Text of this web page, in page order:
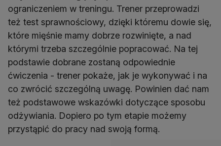
ograniczeniem w treningu. Trener przeprowadzi
też test sprawnościowy, dzięki któremu dowie się,
które mięśnie mamy dobrze rozwinięte, a nad
którymi trzeba szczególnie popracować. Na tej
podstawie dobrane zostaną odpowiednie
ćwiczenia - trener pokaże, jak je wykonywać i na
co zwrócić szczególną uwagę. Powinien dać nam
też podstawowe wskazówki dotyczące sposobu
odżywiania. Dopiero po tym etapie możemy
przystąpić do pracy nad swoją formą.